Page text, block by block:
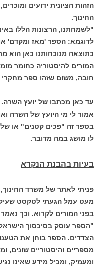
הזהות הציונית ידועים
החינוך.
"לשמחתנו, הרצונות הללו
לדוגמא: הספר 'מאז ומקדם'
כתוצאה מנוכחותנו כאן
המורים להיסטוריה כחומר
חובה, משום שזהו ספר מחקרי
עד כאן מכתבו של יועץ השרה.
אמור לי מי היועץ של השרה
בספר זה "פכים קטנים" או
לו מושג במה מדובר.
בעיות בהבנת הנקרא
פניתי לאתר של משרד החינוך,
מעט עמל הגעתי לטקסט
בפני המורים לקרוא. וכך
"הספר עוסק בסיכסוך
הצדדים. הספר בוחן את
מספריים והיסטוריים שונים,
ומעמיק, ומכיל מידע שאינו